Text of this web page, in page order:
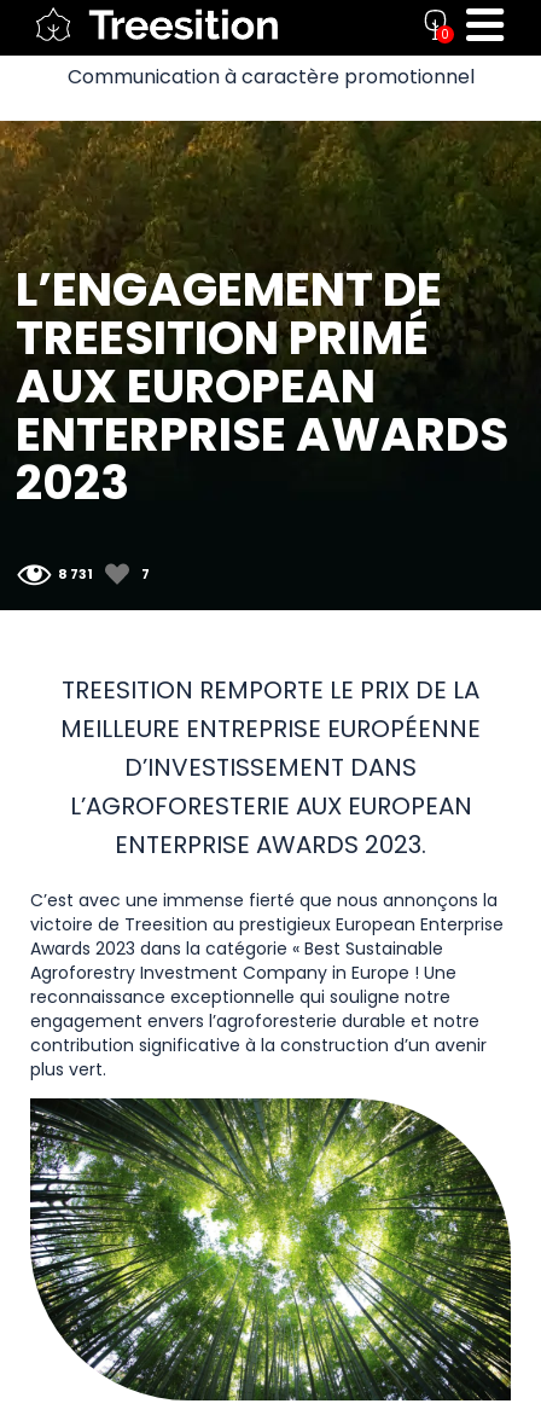
0
Communication à caractère promotionnel
L’ENGAGEMENT DE
TREESITION PRIMÉ
AUX EUROPEAN
ENTERPRISE AWARDS
2023
8 731 7
TREESITION REMPORTE LE PRIX DE LA
MEILLEURE ENTREPRISE EUROPÉENNE
D’INVESTISSEMENT DANS
L’AGROFORESTERIE AUX EUROPEAN
ENTERPRISE AWARDS 2023.
C’est avec une immense fierté que nous annonçons la
victoire de Treesition au prestigieux European Enterprise
Awards 2023 dans la catégorie « Best Sustainable
Agroforestry Investment Company in Europe ! Une
reconnaissance exceptionnelle qui souligne notre
engagement envers l’agroforesterie durable et notre
contribution significative à la construction d’un avenir
plus vert.